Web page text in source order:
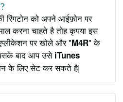
रिंगटोन को अपने आईफ़ोन पर
करना चाहते है तोह कृपया इस
पर खोले और "M4R" के
बाद आप उसे iTunes
के लिए सेट कर सकते है|